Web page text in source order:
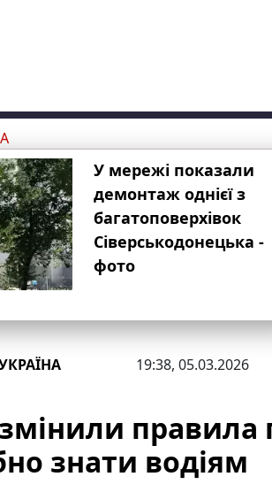
У мережі показали
демонтаж однієї з
багатоповерхівок
Сіверськодонецька -
фото
19:38, 05.03.2026
змінили правила
знати водіям